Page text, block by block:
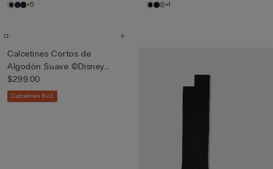
+5 +1
Calcetines Cortos de
Algodón Suave ©Disney
Gruñón
$299.00
Calcetines 6x3